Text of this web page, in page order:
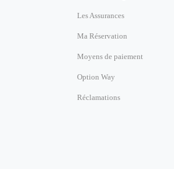
Les Assurances
Ma Réservation
Moyens de paiement
Option Way
Réclamations